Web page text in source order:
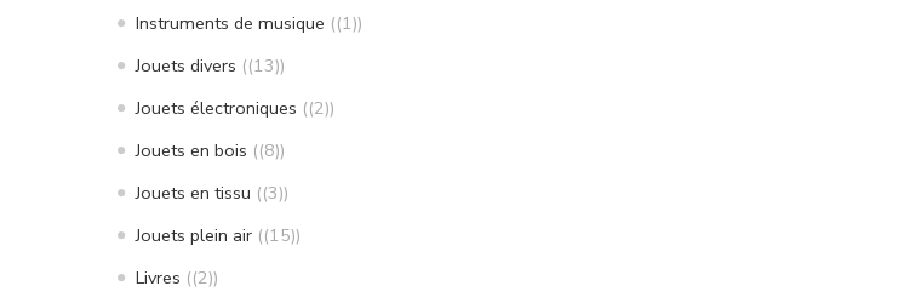
Instruments de musique (1)
Jouets divers (13)
Jouets électroniques (2)
Jouets en bois (8)
Jouets en tissu (3)
Jouets plein air (15)
Livres (2)